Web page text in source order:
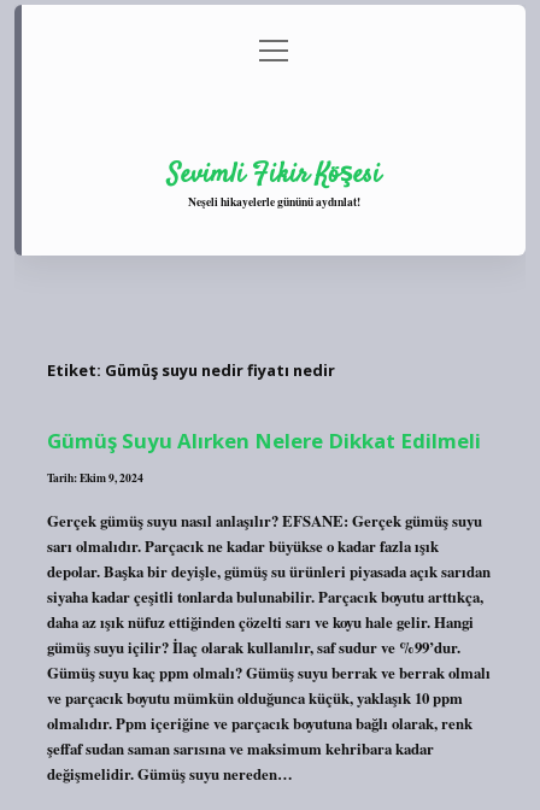
Gizlilik Politikası
menüyü
aç
Sevimli Fikir Köşesi
Neşeli hikayelerle gününü aydınlat!
Etiket: Gümüş suyu nedir fiyatı nedir
Gümüş Suyu Alırken Nelere Dikkat Edilmeli
Tarih: Ekim 9, 2024
Gerçek gümüş suyu nasıl anlaşılır? EFSANE: Gerçek gümüş suyu
sarı olmalıdır. Parçacık ne kadar büyükse o kadar fazla ışık
depolar. Başka bir deyişle, gümüş su ürünleri piyasada açık sarıdan
siyaha kadar çeşitli tonlarda bulunabilir. Parçacık boyutu arttıkça,
daha az ışık nüfuz ettiğinden çözelti sarı ve koyu hale gelir. Hangi
gümüş suyu içilir? İlaç olarak kullanılır, saf sudur ve %99’dur.
Gümüş suyu kaç ppm olmalı? Gümüş suyu berrak ve berrak olmalı
ve parçacık boyutu mümkün olduğunca küçük, yaklaşık 10 ppm
olmalıdır. Ppm içeriğine ve parçacık boyutuna bağlı olarak, renk
şeffaf sudan saman sarısına ve maksimum kehribara kadar
değişmelidir. Gümüş suyu nereden…